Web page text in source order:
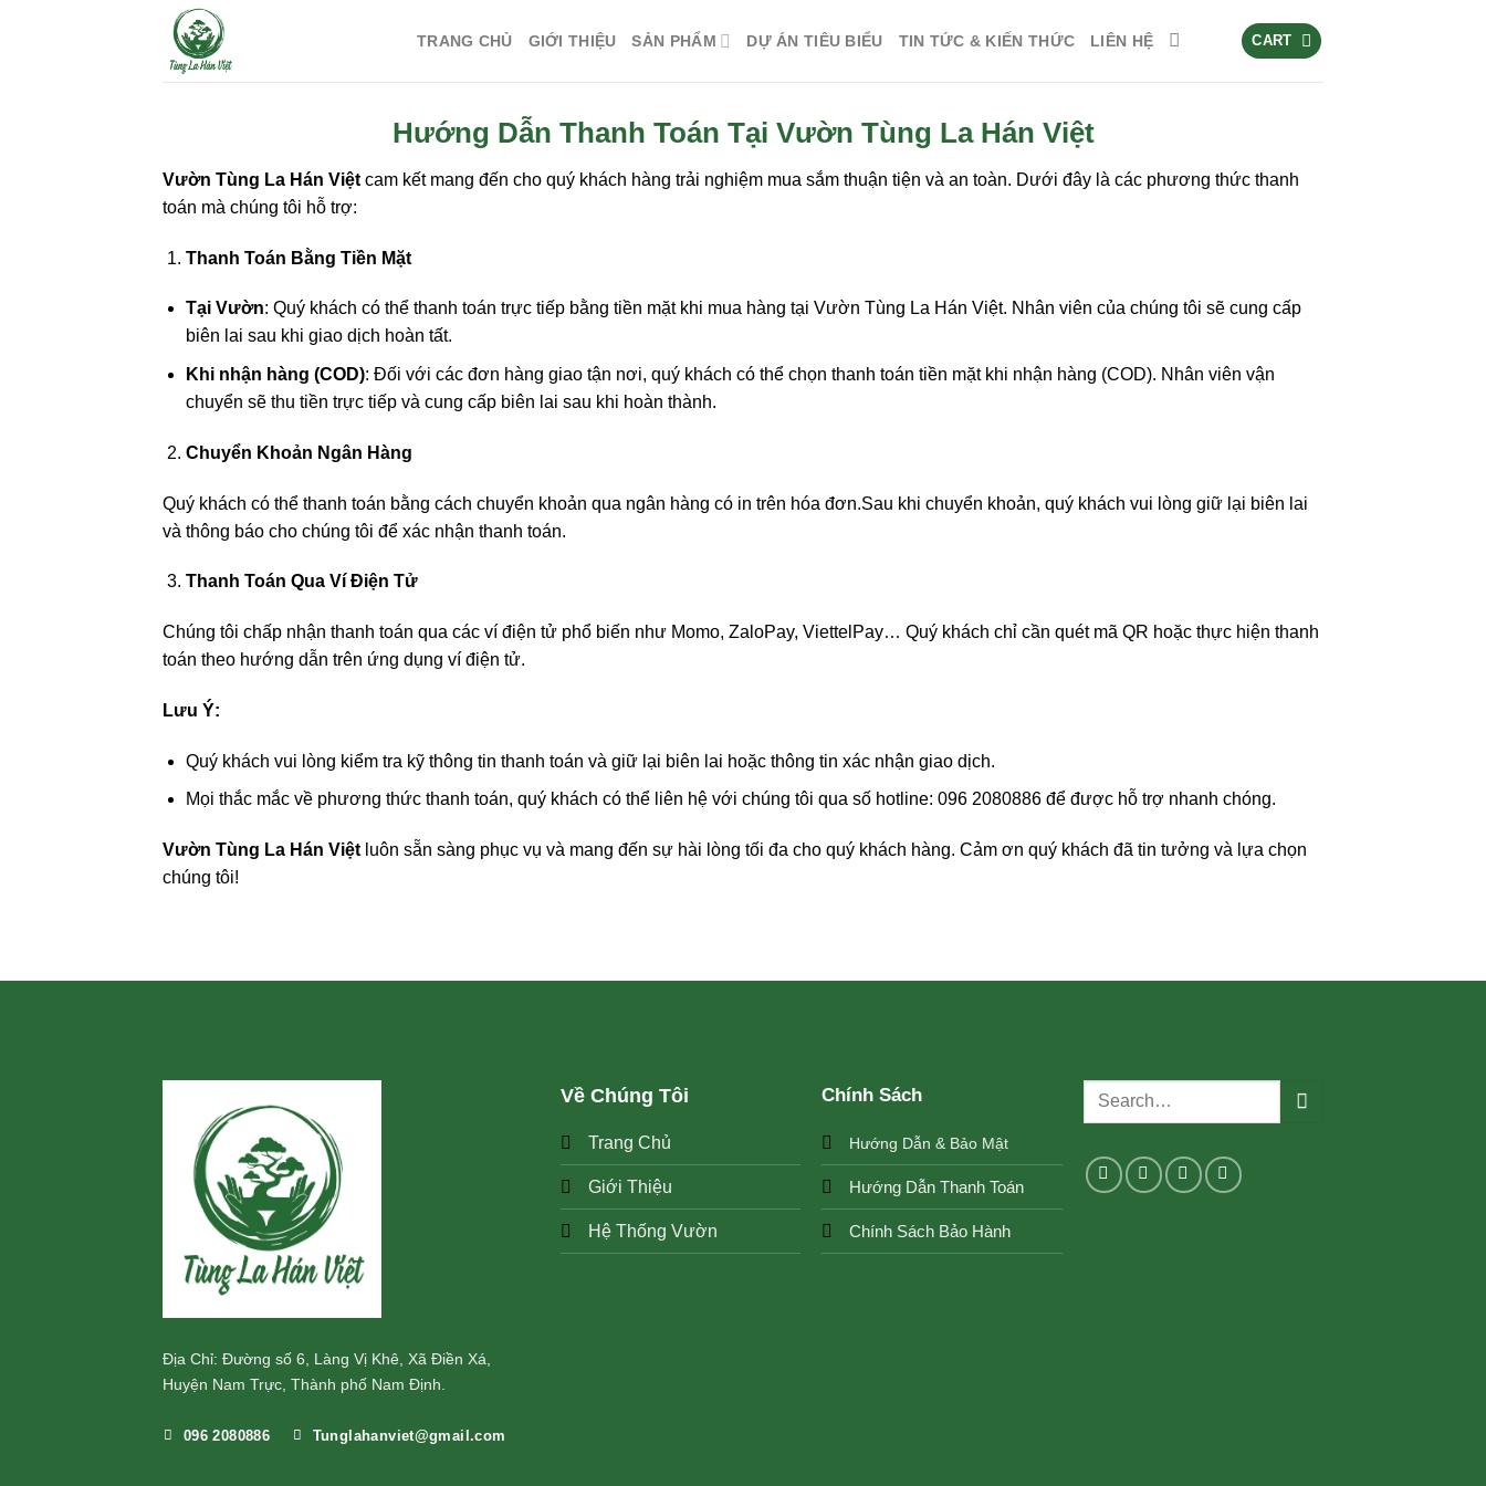
TRANG CHỦ GIỚI THIỆU SẢN PHẨM DỰ ÁN TIÊU BIỂU TIN TỨC & KIẾN THỨC LIÊN HỆ CART
Hướng Dẫn Thanh Toán Tại Vườn Tùng La Hán Việt
Vườn Tùng La Hán Việt cam kết mang đến cho quý khách hàng trải nghiệm mua sắm thuận tiện và an toàn. Dưới đây là các phương thức thanh
toán mà chúng tôi hỗ trợ:
Thanh Toán Bằng Tiền Mặt
Tại Vườn: Quý khách có thể thanh toán trực tiếp bằng tiền mặt khi mua hàng tại Vườn Tùng La Hán Việt. Nhân viên của chúng tôi sẽ cung cấp
biên lai sau khi giao dịch hoàn tất.
Khi nhận hàng (COD): Đối với các đơn hàng giao tận nơi, quý khách có thể chọn thanh toán tiền mặt khi nhận hàng (COD). Nhân viên vận
chuyển sẽ thu tiền trực tiếp và cung cấp biên lai sau khi hoàn thành.
Chuyển Khoản Ngân Hàng
Quý khách có thể thanh toán bằng cách chuyển khoản qua ngân hàng có in trên hóa đơn.Sau khi chuyển khoản, quý khách vui lòng giữ lại biên lai
và thông báo cho chúng tôi để xác nhận thanh toán.
Thanh Toán Qua Ví Điện Tử
Chúng tôi chấp nhận thanh toán qua các ví điện tử phổ biến như Momo, ZaloPay, ViettelPay… Quý khách chỉ cần quét mã QR hoặc thực hiện thanh
toán theo hướng dẫn trên ứng dụng ví điện tử.
Lưu Ý:
Quý khách vui lòng kiểm tra kỹ thông tin thanh toán và giữ lại biên lai hoặc thông tin xác nhận giao dịch.
Mọi thắc mắc về phương thức thanh toán, quý khách có thể liên hệ với chúng tôi qua số hotline: 096 2080886 để được hỗ trợ nhanh chóng.
Vườn Tùng La Hán Việt luôn sẵn sàng phục vụ và mang đến sự hài lòng tối đa cho quý khách hàng. Cảm ơn quý khách đã tin tưởng và lựa chọn
chúng tôi!
Địa Chỉ: Đường số 6, Làng Vị Khê, Xã Điền Xá,
Huyện Nam Trực, Thành phố Nam Định.
096 2080886 Tunglahanviet@gmail.com
Về Chúng Tôi
Trang Chủ
Giới Thiệu
Hệ Thống Vườn
Chính Sách
Hướng Dẫn & Bảo Mật
Hướng Dẫn Thanh Toán
Chính Sách Bảo Hành
Search